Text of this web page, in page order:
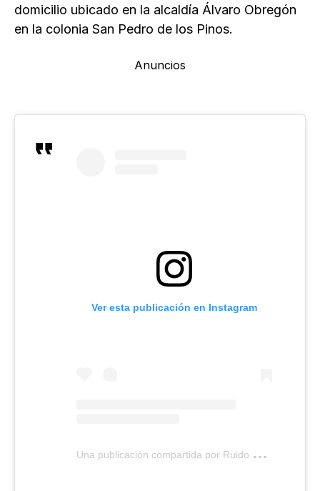
domicilio ubicado en la alcaldía Álvaro Obregón
en la colonia San Pedro de los Pinos.
Anuncios
Ver esta publicación en Instagram
U
na publicación compartida por Ruido en la Red (@ruidoenlared)